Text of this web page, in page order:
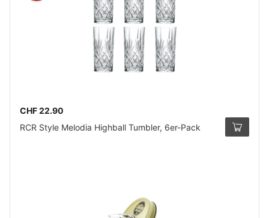
CHF 22.90
RCR Style Melodia Highball Tumbler, 6er-Pack